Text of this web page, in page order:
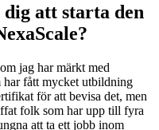
att starta den
jag har märkt med
fått mycket utbildning
för att bevisa det, men
folk som har upp till fyra
att ta ett jobb inom